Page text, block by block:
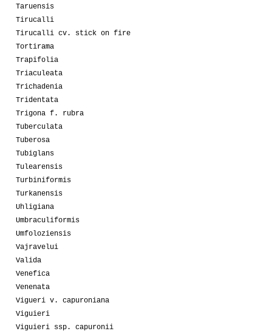
Taruensis
Tirucalli
Tirucalli cv. stick on fire
Tortirama
Trapifolia
Triaculeata
Trichadenia
Tridentata
Trigona f. rubra
Tuberculata
Tuberosa
Tubiglans
Tulearensis
Turbiniformis
Turkanensis
Uhligiana
Umbraculiformis
Umfoloziensis
Vajravelui
Valida
Venefica
Venenata
Vigueri v. capuroniana
Viguieri
Viguieri ssp. capuronii